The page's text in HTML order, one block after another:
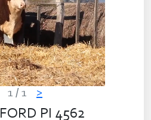
1 / 1 >
PI 4562